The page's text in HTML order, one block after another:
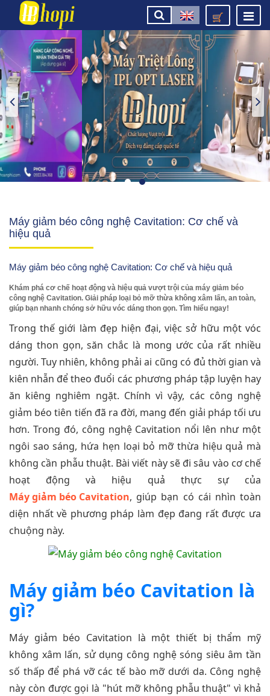
Máy giảm béo công nghệ Cavitation: Cơ chế và
hiệu quả
Máy giảm béo công nghệ Cavitation: Cơ chế và hiệu quả
Khám phá cơ chế hoạt động và hiệu quả vượt trội của máy giảm béo
công nghệ Cavitation. Giải pháp loại bỏ mỡ thừa không xâm lấn, an toàn,
giúp bạn nhanh chóng sở hữu vóc dáng thon gọn. Tìm hiểu ngay!
Trong thế giới làm đẹp hiện đại, việc sở hữu một vóc
dáng thon gọn, săn chắc là mong ước của rất nhiều
người. Tuy nhiên, không phải ai cũng có đủ thời gian và
kiên nhẫn để theo đuổi các phương pháp tập luyện hay
ăn kiêng nghiêm ngặt. Chính vì vậy, các công nghệ
giảm béo tiên tiến đã ra đời, mang đến giải pháp tối ưu
hơn. Trong đó, công nghệ Cavitation nổi lên như một
ngôi sao sáng, hứa hẹn loại bỏ mỡ thừa hiệu quả mà
không cần phẫu thuật. Bài viết này sẽ đi sâu vào cơ chế
hoạt động và hiệu quả thực sự của
Máy giảm béo Cavitation, giúp bạn có cái nhìn toàn
diện nhất về phương pháp làm đẹp đang rất được ưa
chuộng này.
Máy giảm béo Cavitation là
gì?
Máy giảm béo Cavitation là một thiết bị thẩm mỹ
không xâm lấn, sử dụng công nghệ sóng siêu âm tần
số thấp để phá vỡ các tế bào mỡ dưới da. Công nghệ
này còn được gọi là "hút mỡ không phẫu thuật" vì khả